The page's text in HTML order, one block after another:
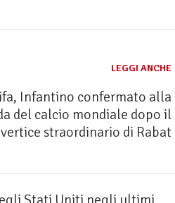
LEGGI ANCHE
Infantino confermato alla
del calcio mondiale dopo il
vertice straordinario di Rabat